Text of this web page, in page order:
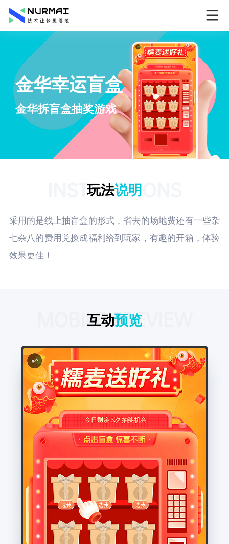
金华幸运盲盒
金华拆盲盒抽奖游戏
玩法说明
INSTRUCTIONS
采用的是线上抽盲盒的形式，省去的场地费还有一些杂
七杂八的费用兑换成福利给到玩家，有趣的开箱，体验
效果更佳！
互动预览
MOBILE PREVIEW